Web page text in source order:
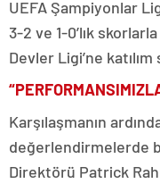
UEFA Şampiyonlar
3-2 ve 1-0’lık
Devler Ligi’ne katılım
Karşılaşmanın
değerlendirmelerde
Direktörü Patrick